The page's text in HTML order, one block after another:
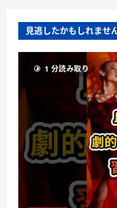
見逃したかもしれませ
1 分読み取り